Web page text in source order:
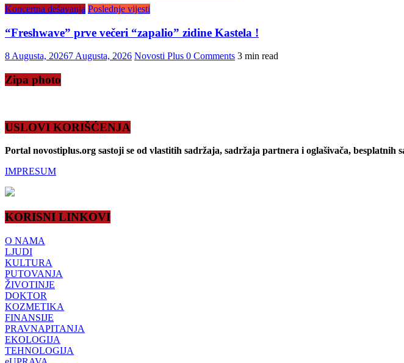
Koncertna dešavanja Poslednje vijesti
“Freshwave” prve večeri “zapalio” zidine Kastela !
8 Augusta, 20267 Augusta, 2026 Novosti Plus 0 Comments 3 min read
Zipa photo
USLOVI KORIŠĆENJA
Portal novostiplus.org sastoji se od vlastitih sadržaja, sadržaja partnera i oglašivača,
IMPRESUM
KORISNI LINKOVI
O NAMA
LJUDI
KULTURA
PUTOVANJA
ŽIVOTINJE
DOKTOR
KOZMETIKA
FINANSIJE
PRAVNAPITANJA
EKOLOGIJA
TEHNOLOGIJA